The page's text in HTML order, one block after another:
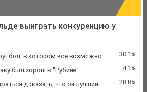
выиграть конкуренцию у
в котором все возможно 30.1%
был хорош в "Рубине" 4.1%
доказать, что он лучший 28.8%